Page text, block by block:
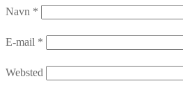
Navn *
E-mail *
Websted